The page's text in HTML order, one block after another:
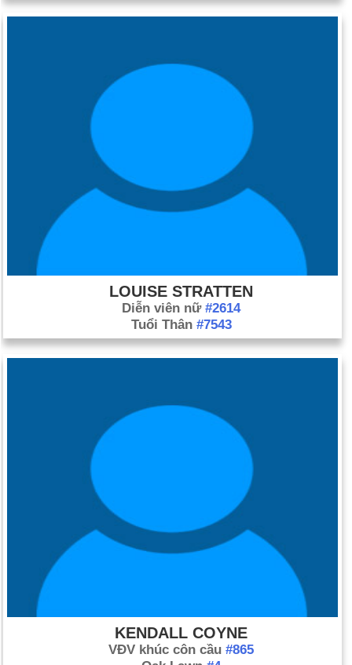
LOUISE STRATTEN
Diễn viên nữ #2614
Tuổi Thân #7543
KENDALL COYNE
VĐV khúc côn cầu #865